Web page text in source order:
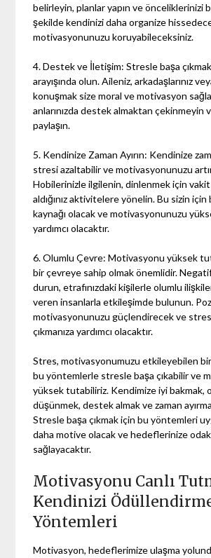
belirleyin, planlar yapın ve önceliklerinizi
şekilde kendinizi daha organize
motivasyonunuzu koruyabileceksiniz.
4. Destek ve İletişim: Stresle başa
arayışında olun. Aileniz, arkadaşlarınız
konuşmak size moral ve motivasyon
anlarınızda destek almaktan çekinmeyin
paylaşın.
5. Kendinize Zaman Ayırın: Kendinize
stresi azaltabilir ve motivasyonunuzu
Hobilerinizle ilgilenin, dinlenmek için vakit
aldığınız aktivitelere yönelin. Bu sizin
kaynağı olacak ve motivasyonunuzu
yardımcı olacaktır.
6. Olumlu Çevre: Motivasyonu yüksek
bir çevreye sahip olmak önemlidir.
durun, etrafınızdaki kişilerle olumlu
veren insanlarla etkileşimde bulunun.
motivasyonunuzu güçlendirecek ve
çıkmanıza yardımcı olacaktır.
Stres, motivasyonumuzu etkileyebilen
bu yöntemlerle stresle başa çıkabilir ve
yüksek tutabiliriz. Kendimize iyi bakmak,
düşünmek, destek almak ve zaman
Stresle başa çıkmak için bu yöntemleri
daha motive olacak ve hedeflerinize
sağlayacaktır.
Motivasyonu Canlı
Kendinizi
Yöntemleri
Motivasyon, hedeflerimize ulaşma